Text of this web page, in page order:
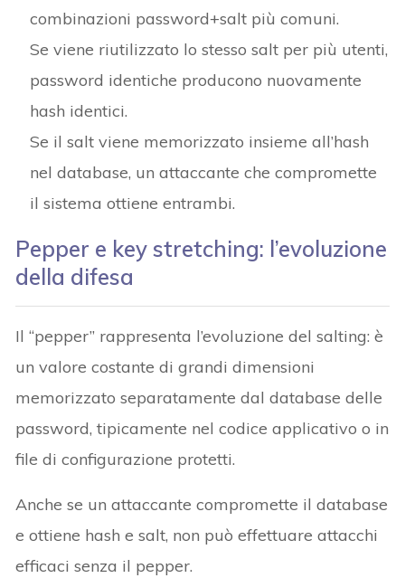
combinazioni password+salt più comuni.
Se viene riutilizzato lo stesso salt per più utenti,
password identiche producono nuovamente
hash identici.
Se il salt viene memorizzato insieme all’hash
nel database, un attaccante che compromette
il sistema ottiene entrambi.
Pepper e key stretching: l’evoluzione
della difesa
Il “pepper” rappresenta l’evoluzione del salting: è
un valore costante di grandi dimensioni
memorizzato separatamente dal database delle
password, tipicamente nel codice applicativo o in
file di configurazione protetti.
Anche se un attaccante compromette il database
e ottiene hash e salt, non può effettuare attacchi
efficaci senza il pepper.